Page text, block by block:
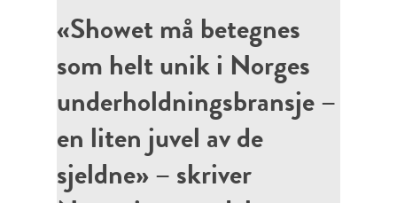
«Showet må betegnes
som helt unik i Norges
underholdningsbransje –
en liten juvel av de
sjeldne» – skriver